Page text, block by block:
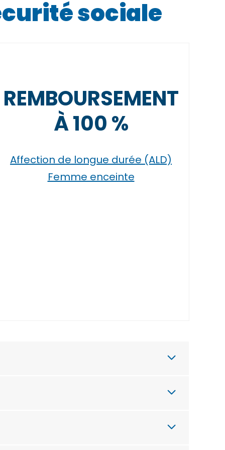
sociale
REMBOURSEMENT
À 100 %
Affection de longue durée (ALD)
Femme enceinte